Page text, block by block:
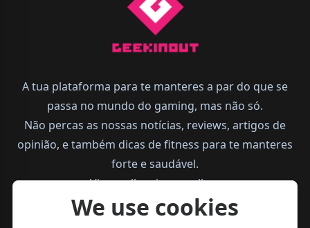
A tua plataforma para te manteres a par do que se
passa no mundo do gaming, mas não só.
Não percas as nossas notícias, reviews, artigos de
opinião, e também dicas de fitness para te manteres
forte e saudável.
Vive melhor, joga melhor.
We use cookies